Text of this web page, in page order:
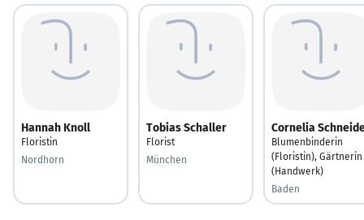
Hannah Knoll
Floristin
Nordhorn
Tobias Schaller
Florist
München
Cornelia
Blumenbinderin
(Floristin), Gärtnerin
(Handwerk)
Baden